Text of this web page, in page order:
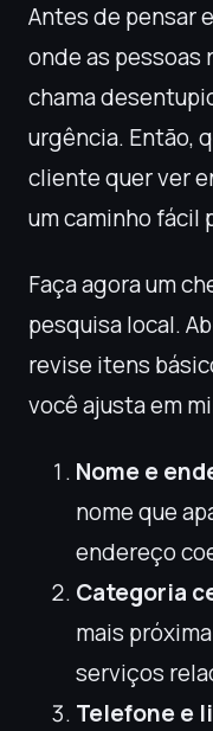
Antes de pensar
onde as pessoas
chama
urgência. Então,
cliente quer ver
um caminho fácil
Faça agora um
pesquisa local.
revise itens
você ajusta em
Nome e
nome que
endereço
Categoria
mais
serviços
Telefone e